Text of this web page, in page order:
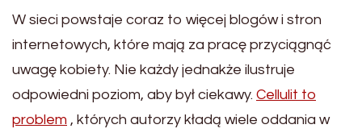
W sieci powstaje coraz to więcej blogów i stron
internetowych, które mają za pracę przyciągnąć
uwagę kobiety. Nie każdy jednakże ilustruje
odpowiedni poziom, aby był ciekawy. Cellulit to
problem , których autorzy kładą wiele oddania w